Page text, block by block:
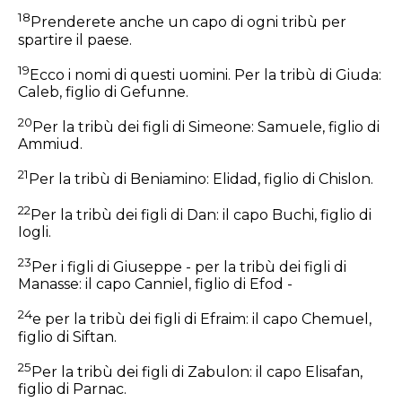
18 Prenderete anche un capo di ogni tribù per
spartire il paese.
19Ecco i nomi di questi uomini. Per la tribù di Giuda:
Caleb, figlio di Gefunne.
20 Per la tribù dei figli di Simeone: Samuele, figlio di
Ammiud.
21 Per la tribù di Beniamino: Elidad, figlio di Chislon.
22Per la tribù dei figli di Dan: il capo Buchi, figlio di
Iogli.
23 Per i figli di Giuseppe - per la tribù dei figli di
Manasse: il capo Canniel, figlio di Efod -
24e per la tribù dei figli di Efraim: il capo Chemuel,
figlio di Siftan.
25Per la tribù dei figli di Zabulon: il capo Elisafan,
figlio di Parnac.